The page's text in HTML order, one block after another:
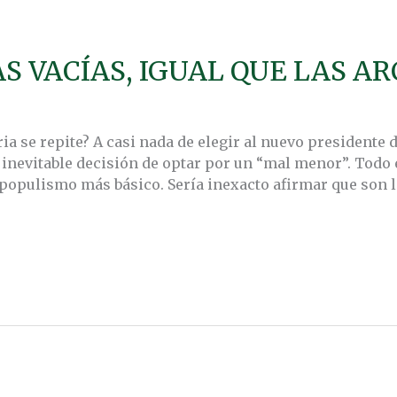
VACÍAS, IGUAL QUE LAS
se repite? A casi nada de elegir al nuevo presidente
decisión de optar por un “mal menor”.
más básico. Sería inexacto afirmar que